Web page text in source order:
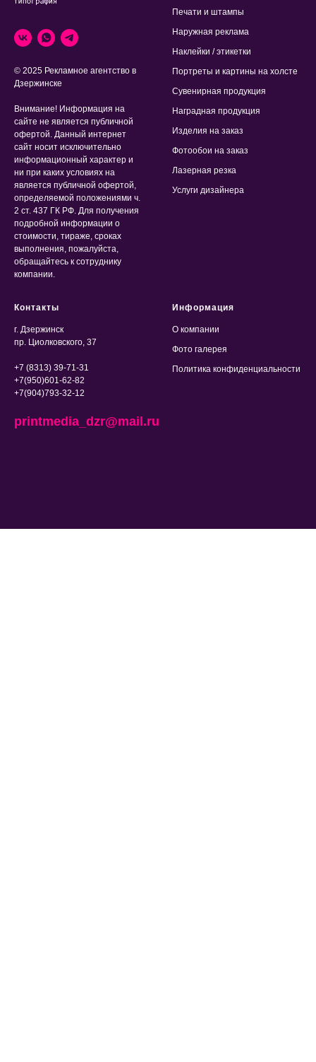
© 2025 Рекламное агентство в
Дзержинске
Внимание! Информация на
сайте не является публичной
офертой. Данный интернет
сайт носит исключительно
информационный характер и
ни при каких условиях на
является публичной офертой,
определяемой положениями ч.
2 ст. 437 ГК РФ. Для получения
подробной информации о
стоимости, тираже, сроках
выполнения, пожалуйста,
обращайтесь к сотруднику
компании.
Печати и штампы
Наружная реклама
Наклейки / этикетки
Портреты и картины на холсте
Сувенирная продукция
Наградная продукция
Изделия на заказ
Фотообои на заказ
Лазерная резка
Услуги дизайнера
Контакты
г. Дзержинск
пр. Циолковского, 37
+7 (8313) 39-71-31
+7(950)601-62-82
+7(904)793-32-12
printmedia_dzr@mail.ru
Информация
О компании
Фото галерея
Политика конфиденциальности